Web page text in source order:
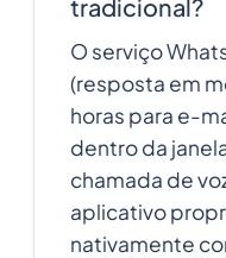
tradicional?
O serviço
(resposta em
horas para e-
dentro da
chamada de
aplicativo
nativamente